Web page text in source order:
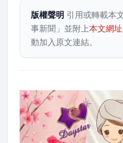
版權聲明 引用或轉載本
事新聞」並附上本文網址
動加入原文連結。